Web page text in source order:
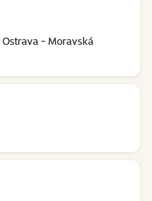
Ostrava - Moravská